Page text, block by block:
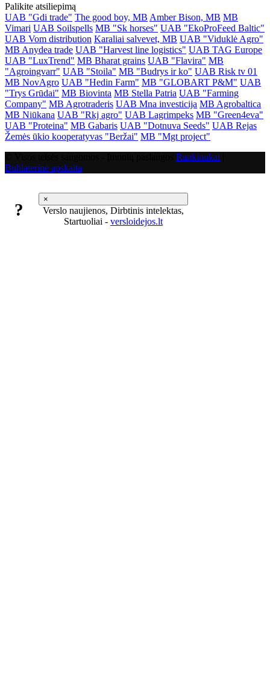
Palikite atsiliepimą
UAB "Gdi trade" The good boy, MB Amber Bison, MB MB
Vimari UAB Soilspells MB "Sk horses" UAB "EkoProFeed Baltic"
UAB Vom distribution Karaliai salvevet, MB UAB "Viduklė Agro"
MB Anydea trade UAB "Harvest line logistics" UAB TAG Europe
UAB "LuxTrend" MB Bharat grains UAB "Flavira" MB
"Agroingvarr" UAB "Stoila" MB "Budrys ir ko" UAB Risk tv 01
MB NovAgro UAB "Hedin Farm" MB "GLOBART P&M" UAB
"Trys Grūdai" MB Biovinta MB Stella Patria UAB "Farming
Company" MB Agrotraderis UAB Mna investicija MB Agrobaltica
MB Niūkana UAB "Rkj agro" UAB Lagrimpeks MB "Green4eva"
UAB "Proteina" MB Gabaris UAB "Dotnuva Seeds" UAB Rejas
Žemės ūkio kooperatyvas "Beržai" MB "Mgt project"
Rankinukai
Buhlaterinė apskaita
×
?
Verslo naujienos, Dirbtinis intelektas,
Startuoliai - versloidejos.lt